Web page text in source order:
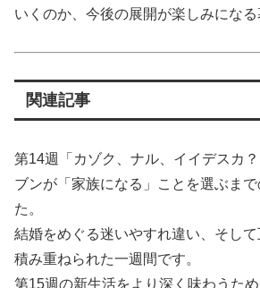
いくのか、今後の展開が楽しみになる
関連記事
第14週「カゾク、ナル、イイデスカ
ブンが「家族になる」ことを選ぶま
た。
結婚をめぐる迷いやすれ違い、そし
積み重ねられた一週間です。
第15週の新生活をより深く味わうた